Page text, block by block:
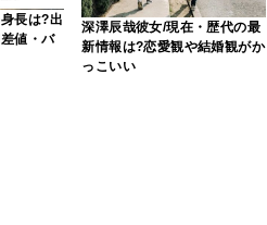
長は?出
値・バ
深澤辰哉彼女/現在・歴代の最
新情報は?恋愛観や結婚観がか
っこいい